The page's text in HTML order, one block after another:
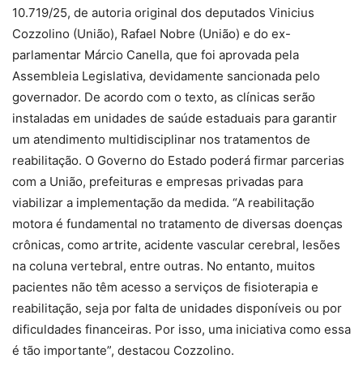
10.719/25, de autoria original dos deputados Vinicius
Cozzolino (União), Rafael Nobre (União) e do ex-
parlamentar Márcio Canella, que foi aprovada pela
Assembleia Legislativa, devidamente sancionada pelo
governador. De acordo com o texto, as clínicas serão
instaladas em unidades de saúde estaduais para garantir
um atendimento multidisciplinar nos tratamentos de
reabilitação. O Governo do Estado poderá firmar parcerias
com a União, prefeituras e empresas privadas para
viabilizar a implementação da medida. “A reabilitação
motora é fundamental no tratamento de diversas doenças
crônicas, como artrite, acidente vascular cerebral, lesões
na coluna vertebral, entre outras. No entanto, muitos
pacientes não têm acesso a serviços de fisioterapia e
reabilitação, seja por falta de unidades disponíveis ou por
dificuldades financeiras. Por isso, uma iniciativa como essa
é tão importante”, destacou Cozzolino.